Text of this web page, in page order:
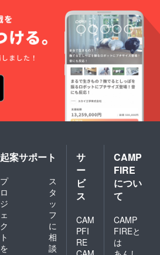
ジタル
会員証
を発行
しま
す。（1
～3名様
分）
サポー
ター
ページ
の左側
に横400
ｘ縦200
pxサイ
ズのロ
ゴ及び
ナー、
右側に
企業・
と説明
文（200
文字以
内）を
URLと
共に掲
載させ
だきま
す。 も
しご希
望の場
起案サポート
プ
ロ
ジ
ェ
ク
ト
を
ス
タ
ッ
フ
に
相
談
サ
ー
ビ
ス
CAM
PFI
RE
CAMP
FIRE
につい
て
CAMP
FIREと
は